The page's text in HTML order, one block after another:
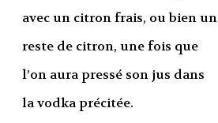
avec un citron frais, ou bien un
reste de citron, une fois que
l’on aura pressé son jus dans
la vodka précitée.